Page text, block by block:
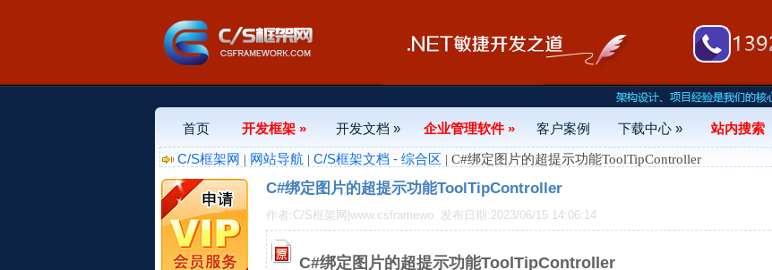
首页 开发框架 » 开发文档 » 企业管理软件 » 客户案例 下载中心 » 站内搜索
C/S框架网 | 网站导航 | C/S框架文档 - 综合区 | C#绑定图片的超提示功能ToolTipController
C#绑定图片的超提示功能ToolTipController
作者:C/S框架网|www.csframewo 发布日期:2023/06/15 14:06:14
C#绑定图片的超提示功能ToolTipController